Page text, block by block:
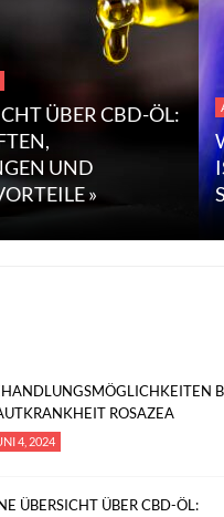
ÜBER CBD-ÖL:
UND
»
ROSAZEA
4, 2024
ÜBERSICHT ÜBER CBD-ÖL: